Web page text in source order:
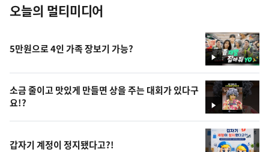
오늘의 멀티미디어
영
상
5만원으로 4인 가족 장보기 가능?
영
상
소금 줄이고 맛있게 만들면 상을 주는 대회가 있다구
요!?
갑자기 계정이 정지됐다고?!